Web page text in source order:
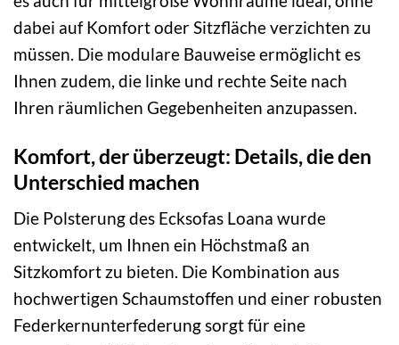
dabei auf Komfort oder Sitzfläche verzichten zu
müssen. Die modulare Bauweise ermöglicht es
Ihnen zudem, die linke und rechte Seite nach
Ihren räumlichen Gegebenheiten anzupassen.
Komfort, der überzeugt: Details, die den
Unterschied machen
Die Polsterung des Ecksofas Loana wurde
entwickelt, um Ihnen ein Höchstmaß an
Sitzkomfort zu bieten. Die Kombination aus
hochwertigen Schaumstoffen und einer robusten
Federkernunterfederung sorgt für eine